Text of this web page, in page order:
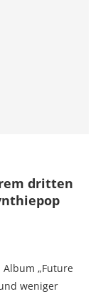
dritten
„Future
weniger